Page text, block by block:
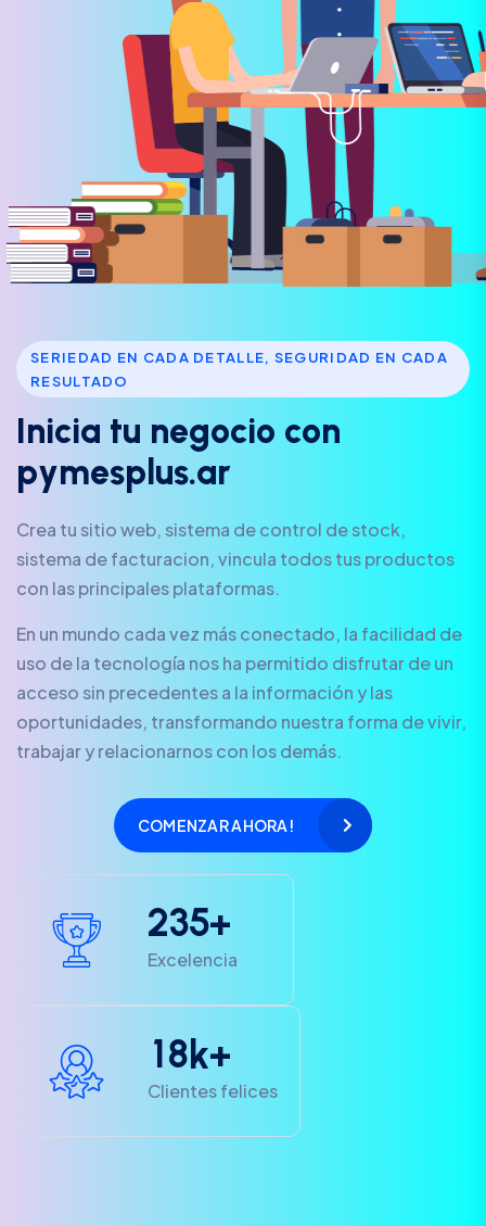
SERIEDAD EN CADA DETALLE, SEGURIDAD EN CADA
RESULTADO
Inicia tu negocio con
pymesp us.ar
Crea tu sitio web, sistema de control de stock,
sistema de facturacion, vincula todos tus productos
con las principales plataformas.
En un mundo cada vez más conectado, la facilidad de
uso de la tecnología nos ha permitido disfrutar de un
acceso sin precedentes a la información y las
oportunidades, transformando nuestra forma de vivir,
trabajar y relacionarnos con los demás.
COMENZAR AHORA!
235+
Excelencia
18k+
Clientes felices